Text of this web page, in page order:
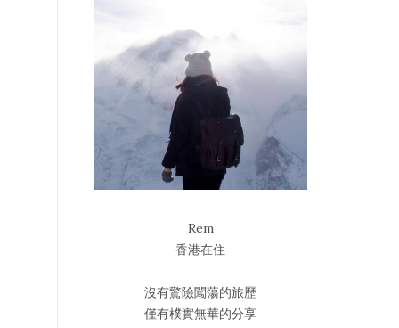
Rem
香港在住
沒有驚險闖蕩的旅歷
僅有樸實無華的分享